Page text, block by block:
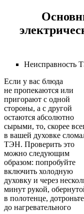
Неисправность
Если у вас блюда
не пропекаются или
пригорают с одной
стороны, а с другой
остаются абсолютно
сырыми, то, скорее
в вашей духовке
ТЭН. Проверить это
можно следующим
образом: попробуйте
включить холодную
духовку и через
минут рукой,
в полотенце,
до нагревательного